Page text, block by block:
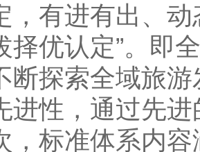
，有进有出、
择优认定”。即
断探索全域旅
进性，通过先
准体系内容